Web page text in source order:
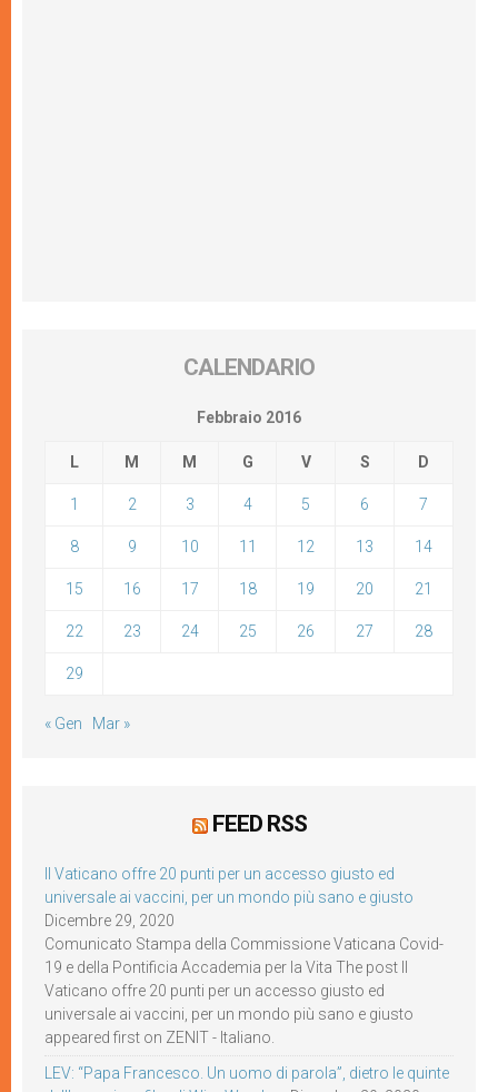
CALENDARIO
Febbraio 2016
L M M G V S D
1 2 3 4 5 6 7
8 9 10 11 12 13 14
15 16 17 18 19 20 21
22 23 24 25 26 27 28
29
« Gen Mar »
FEED RSS
Il Vaticano offre 20 punti per un accesso giusto ed
universale ai vaccini, per un mondo più sano e giusto
Dicembre 29, 2020
Comunicato Stampa della Commissione Vaticana Covid-
19 e della Pontificia Accademia per la Vita The post Il
Vaticano offre 20 punti per un accesso giusto ed
universale ai vaccini, per un mondo più sano e giusto
appeared first on ZENIT - Italiano.
LEV: “Papa Francesco. Un uomo di parola”, dietro le quinte